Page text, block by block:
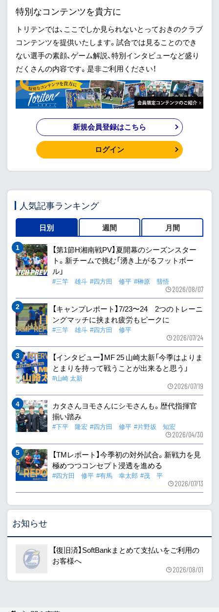
特別なコンテンツを貴方に
トリテンでは、ここでしか見られないとっておきのクラブ
コンテンツを提供いたします。試合では見ることのでき
ない選手の素顔、ゲーム解説、特別インタビューなど盛り
だくさんの内容です。是非ご利用ください！
新規会員登録はこちら
ログイン
人気記事ランキング
日別 週間 月間
【第1節H湘南戦PV】夏開幕のシーズンスター
ト。新チームで挑む「湧き上がるフットボー
ル」
#三竿 雄斗 #四方田 修平 #榊原 彗悟
2026/08/07
【キャンプレポート】7/23〜24 2つのトレーニ
ングマッチに挟まれ疲労もピークに
#三竿 雄斗 #四方田 修平
2026/07/24
【インタビュー】MF 25 山崎太新「今季はよりま
とまりを持って戦うことが出来ると思う」
#山崎 太新
2026/07/19
カタさんヨモさんにシモさんも。歴代指揮官
揃い踏み
#下平 隆宏 #四方田 修平 #片野坂 知宏
2026/04/30
【TMレポート】今季初の対外試合。新戦力を見
極めつつコンセプト浸透を進める
#四方田 修平 #有馬 幸太郎 #茂 平
2026/07/13
お知らせ
【復旧済】SoftBankまとめて支払いをご利用の
お客様へ
2026/08/01